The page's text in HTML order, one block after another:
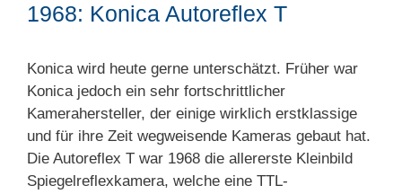
1968: Konica Autoreflex T
Konica wird heute gerne unterschätzt. Früher war
Konica jedoch ein sehr fortschrittlicher
Kamerahersteller, der einige wirklich erstklassige
und für ihre Zeit wegweisende Kameras gebaut hat.
Die Autoreflex T war 1968 die allererste Kleinbild
Spiegelreflexkamera, welche eine TTL-